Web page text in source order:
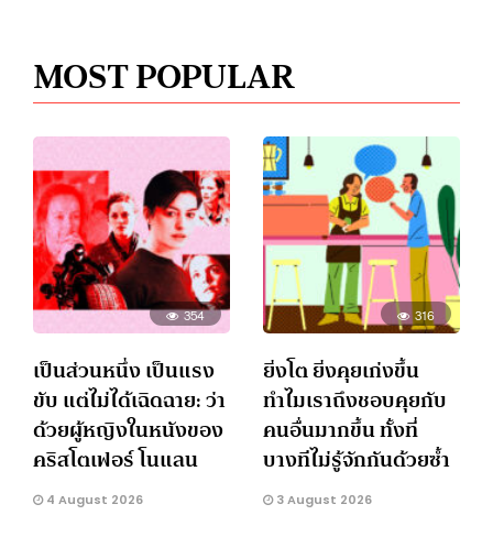
MOST POPULAR
354
เป็นส่วนหนึ่ง เป็นแรง
ขับ แต่ไม่ได้เฉิดฉาย: ว่า
ด้วยผู้หญิงในหนังของ
คริสโตเฟอร์ โนแลน
4 August 2026
316
ยิ่งโต ยิ่งคุยเก่งขึ้น
ทำไมเราถึงชอบคุยกับ
คนอื่นมากขึ้น ทั้งที่
บางทีไม่รู้จักกันด้วยซ้ำ
3 August 2026